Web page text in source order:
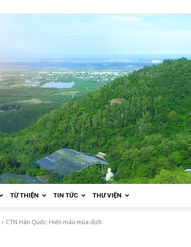
TỪ THIỆN TIN TỨC THƯ VIỆN
CTN Hàn Quốc: Hiến máu mùa dịch